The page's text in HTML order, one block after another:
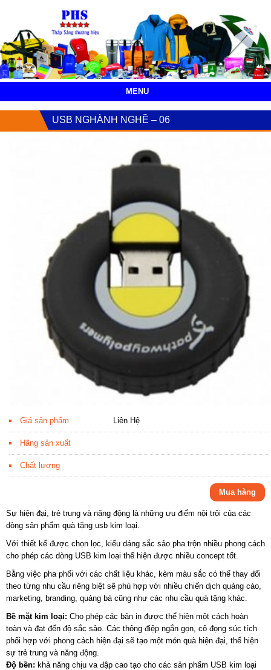
MENU
USB NGHÀNH NGHỀ – 06
Giá sản phẩm Liên Hệ
Hãng sản xuất
Chất lượng
Mua hàng
Sự hiện đại, trẻ trung và năng động là những ưu điểm nội trội của các
dòng sản phẩm quà tặng usb kim loại.
Với thiết kế được chọn lọc, kiểu dáng sắc sảo pha trộn nhiều phong cách
cho phép các dòng USB kim loại thể hiện được nhiều concept tốt.
Bằng việc pha phối với các chất liệu khác, kèm màu sắc có thể thay đổi
theo từng nhu cầu riêng biệt sẽ phù hợp với nhiều chiến dịch quảng cáo,
marketing, branding, quảng bá cũng như các nhu cầu quà tặng khác.
Bề mặt kim loại: Cho phép các bản in được thể hiện một cách hoàn
toàn và đạt đến độ sắc sảo. Các thông điệp ngắn gọn, cô đọng súc tích
phối hợp với phong cách hiện đại sẽ tạo một món quà hiện đại, thể hiện
sự trẻ trung và năng động.
Độ bền: khả năng chịu va đập cao tạo cho các sản phẩm USB kim loại